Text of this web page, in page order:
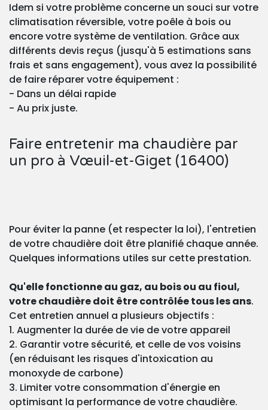
Idem si votre problème concerne un souci sur votre
climatisation réversible, votre poêle à bois ou
encore votre système de ventilation. Grâce aux
différents devis reçus (jusqu'à 5 estimations sans
frais et sans engagement), vous avez la possibilité
de faire réparer votre équipement :
- Dans un délai rapide
- Au prix juste.
Faire entretenir ma chaudière par
un pro à Vœuil-et-Giget (16400)
Pour éviter la panne (et respecter la loi), l'entretien
de votre chaudière doit être planifié chaque année.
Quelques informations utiles sur cette prestation.
Qu'elle fonctionne au gaz, au bois ou au fioul,
votre chaudière doit être contrôlée tous les ans.
Cet entretien annuel a plusieurs objectifs :
1. Augmenter la durée de vie de votre appareil
2. Garantir votre sécurité, et celle de vos voisins
(en réduisant les risques d'intoxication au
monoxyde de carbone)
3. Limiter votre consommation d'énergie en
optimisant la performance de votre chaudière.